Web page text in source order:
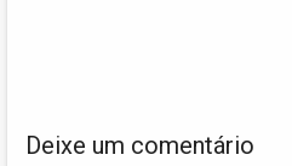
Deixe um comentário